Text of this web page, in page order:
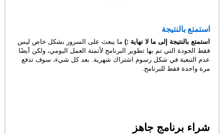
استمتع بالنتيجة
استمتع بالنتيجة إلى ما لا نهاية :) ما يبعث على السرور بشكل خاص ليس
فقط الجودة التي تم بها تطوير البرنامج لأتمتة العمل اليومي، ولكن أيضًا
عدم التبعية في شكل رسوم اشتراك شهرية. بعد كل شيء، سوف تدفع
مرة واحدة فقط للبرنامج.
شراء برنامج جاهز